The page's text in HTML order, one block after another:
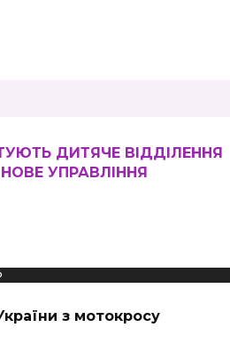
ДИТЯЧЕ ВІДДІЛЕННЯ
УПРАВЛІННЯ
з мотокросу